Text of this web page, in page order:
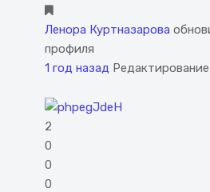
Ленора Куртназарова
профиля
1 год назад Редактирование
2
0
0
0